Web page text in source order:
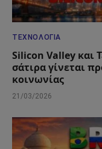
ΤΕΧΝΟΛΟΓΊΑ
Silicon Valley και
σάτιρα γίνεται
κοινωνίας
21/03/2026